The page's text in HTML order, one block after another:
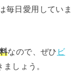
毎日愛用していま
なので、ぜひ ビ
しょう。